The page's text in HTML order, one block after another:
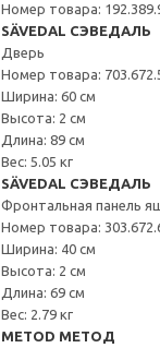
Номер товара:
SÄVEDAL СЭВЕДАЛЬ
Дверь
Номер товара:
Ширина: 60 см
Высота: 2 см
Длина: 89 см
Вес: 5.05 кг
SÄVEDAL СЭВЕДАЛЬ
Фронтальная панель
Номер товара:
Ширина: 40 см
Высота: 2 см
Длина: 69 см
Вес: 2.79 кг
METOD МЕТОД